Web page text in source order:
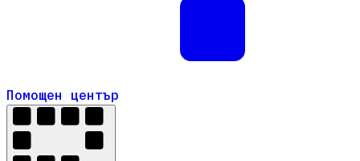
Помощен център
Помощен център